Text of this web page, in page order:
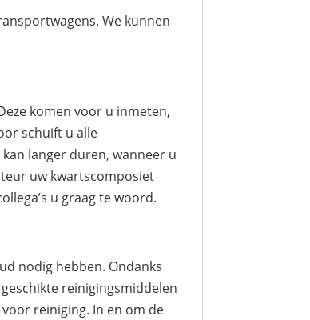
We kunnen
komen voor u inmeten,
schuift u alle
langer duren, wanneer u
uw kwartscomposiet
u graag te woord.
nodig hebben. Ondanks
reinigingsmiddelen
reiniging. In en om de